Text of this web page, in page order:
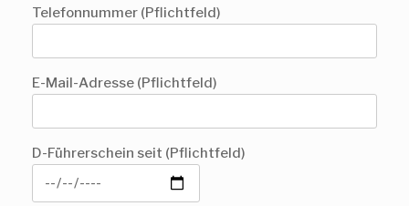
Telefonnummer (Pflichtfeld)
E-Mail-Adresse (Pflichtfeld)
D-Führerschein seit (Pflichtfeld)